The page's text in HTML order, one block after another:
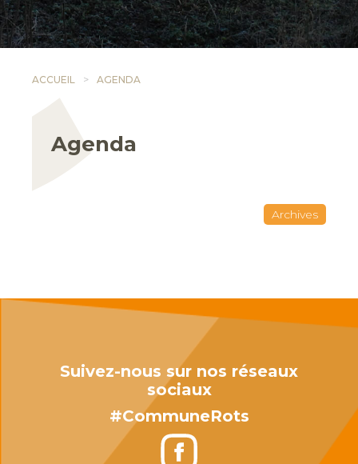
ACCUEIL AGENDA
Agenda
Archives
Suivez-nous sur nos réseaux
sociaux
#CommuneRots